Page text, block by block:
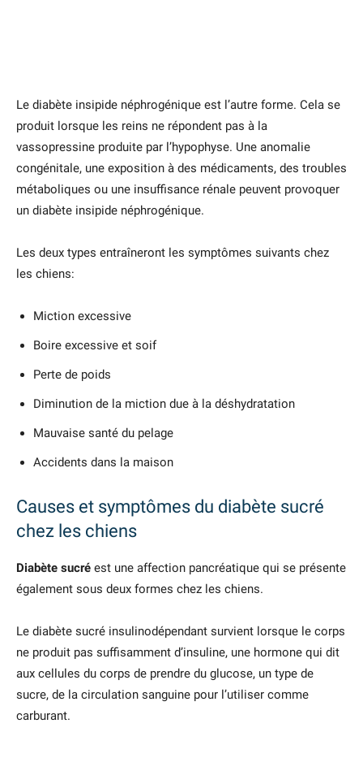
Le diabète insipide néphrogénique est l’autre forme. Cela se
produit lorsque les reins ne répondent pas à la
vassopressine produite par l’hypophyse. Une anomalie
congénitale, une exposition à des médicaments, des troubles
métaboliques ou une insuffisance rénale peuvent provoquer
un diabète insipide néphrogénique.
Les deux types entraîneront les symptômes suivants chez
les chiens:
Miction excessive
Boire excessive et soif
Perte de poids
Diminution de la miction due à la déshydratation
Mauvaise santé du pelage
Accidents dans la maison
Causes et symptômes du diabète sucré
chez les chiens
Diabète sucré est une affection pancréatique qui se présente
également sous deux formes chez les chiens.
Le diabète sucré insulinodépendant survient lorsque le corps
ne produit pas suffisamment d’insuline, une hormone qui dit
aux cellules du corps de prendre du glucose, un type de
sucre, de la circulation sanguine pour l’utiliser comme
carburant.